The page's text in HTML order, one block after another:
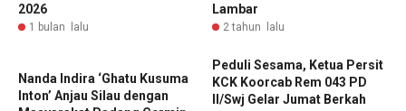
2026
1 bulan lalu
Lambar
2 tahun lalu
Nanda Indira ‘Ghatu Kusuma
Inton’ Anjau Silau dengan
Peduli Sesama, Ketua Persit
KCK Koorcab Rem 043 PD
II/Swj Gelar Jumat Berkah